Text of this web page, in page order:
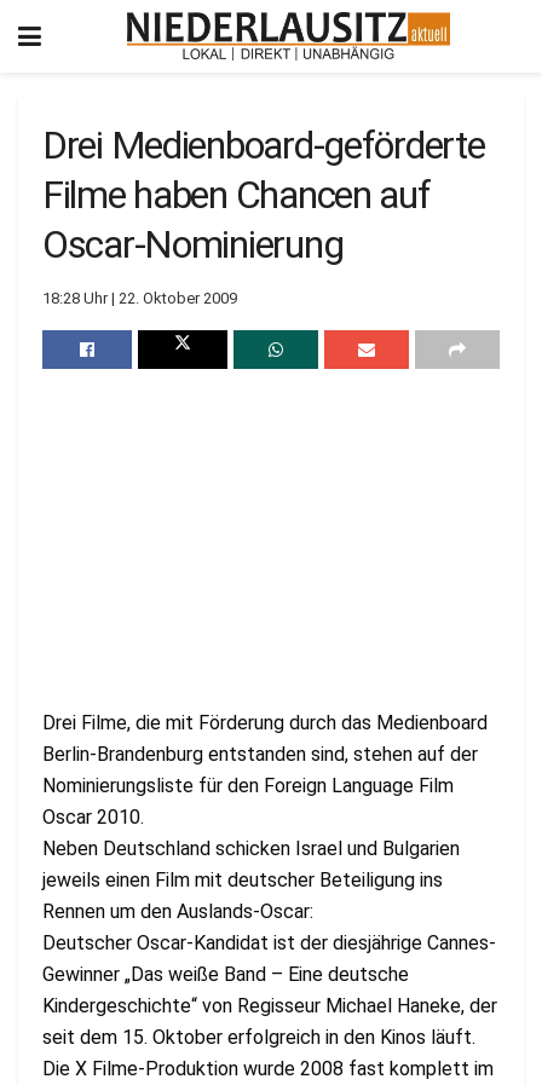
Drei Medienboard-geförderte
Filme haben Chancen auf
Oscar-Nominierung
18:28 Uhr | 22. Oktober 2009
Drei Filme, die mit Förderung durch das Medienboard
Berlin-Brandenburg entstanden sind, stehen auf der
Nominierungsliste für den Foreign Language Film
Oscar 2010.
Neben Deutschland schicken Israel und Bulgarien
jeweils einen Film mit deutscher Beteiligung ins
Rennen um den Auslands-Oscar:
Deutscher Oscar-Kandidat ist der diesjährige Cannes-
Gewinner „Das weiße Band – Eine deutsche
Kindergeschichte“ von Regisseur Michael Haneke, der
seit dem 15. Oktober erfolgreich in den Kinos läuft.
Die X Filme-Produktion wurde 2008 fast komplett im